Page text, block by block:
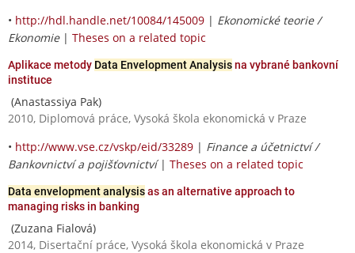
• http://hdl.handle.net/10084/145009 | Ekonomické teorie /
Ekonomie| Theses on a related topic
Aplikace metody Data Envelopment Analysisna vybrané bankovní
instituce
(Anastassiya Pak)
2010, Diplomová práce, Vysoká škola ekonomická v Praze
• http://www.vse.cz/vskp/eid/33289 | Finance a účetnictví /
Bankovnictví a pojišťovnictví| Theses on a related topic
Data envelopment analysisas an alternative approach to
managing risks in banking
(Zuzana Fialová)
2014, Disertační práce, Vysoká škola ekonomická v Praze